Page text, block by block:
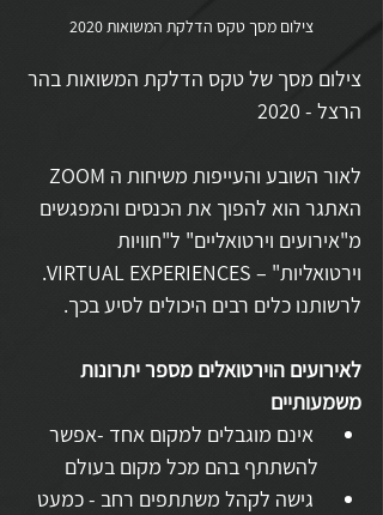
צילום מסך טקס הדלקת המשואות 2020
צילום מסך של טקס הדלקת המשואות בהר
הרצל - 2020
האתגר הוא להפוך את הכנסים והמפגשים
מ"אירועים וירטואליים" ל"חוויות
וירטואליות" – VIRTUAL EXPERIENCES.
לרשותנו כלים רבים היכולים לסיע בכך.
לאירועים הוירטואלים מספר יתרונות
משמעותיים
אינם מוגבלים למקום אחד -אפשר
להשתתף בהם מכל מקום בעולם
גישה לקהל משתתפים רחב - כמעט